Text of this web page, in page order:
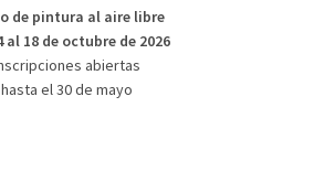
de pintura al aire libre
al 18 de octubre de 2026
abiertas
hasta el 30 de mayo